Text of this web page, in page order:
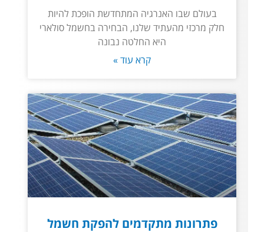
בעולם שבו האנרגיה המתחדשת הופכת להיות
חלק מרכזי מהעתיד שלנו, הבחירה בחשמל סולארי
היא החלטה נבונה
קרא עוד »
פתרונות מתקדמים להפקת חשמל